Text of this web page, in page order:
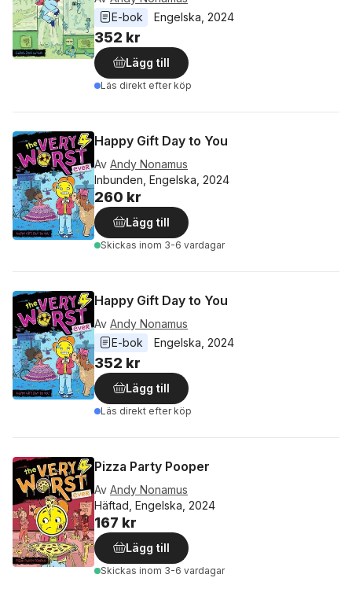
E-bok
Engelska 2024
352 kr
Lägg till
Läs direkt efter köp
Happy Gift Day to You
Av Andy Nonamus
Inbunden, Engelska, 2024
260 kr
Lägg till
Skickas inom 3-6 vardagar
Happy Gift Day to You
Av Andy Nonamus
E-bok
Engelska 2024
352 kr
Lägg till
Läs direkt efter köp
Pizza Party Pooper
Av Andy Nonamus
Häftad, Engelska, 2024
167 kr
Lägg till
Skickas inom 3-6 vardagar